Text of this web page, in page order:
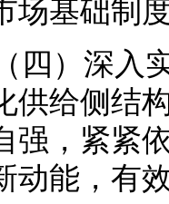
）深入实
供给侧结
强，紧紧
动能，有